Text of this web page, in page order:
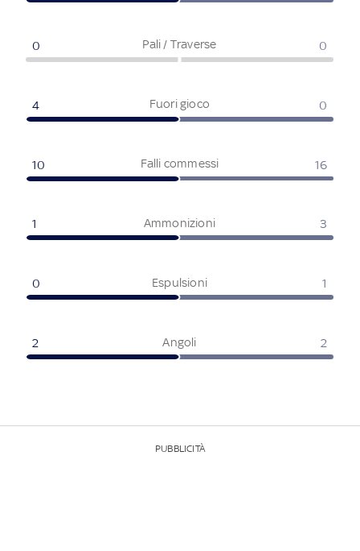
Pali / Traverse
0 0
Fuori gioco
4 0
Falli commessi
10 16
Ammonizioni
1 3
Espulsioni
0 1
Angoli
2 2
PUBBLICITÀ